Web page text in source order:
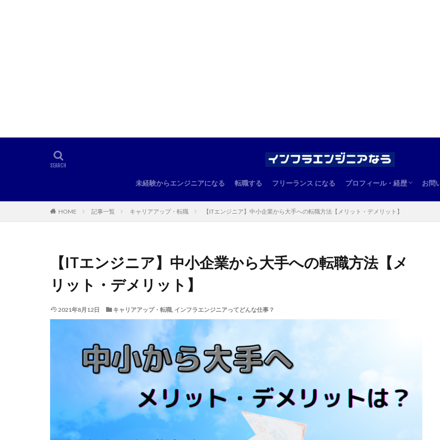
未経験からエンジニアになる 転職する フリーランス になる プロフィール・経歴
エンジニアとしての経歴
管理人のプロフィール
お問
HOME 記事一覧 キャリアアップ・転職 【ITエンジニア】中小企業から大手への転職方法【メリット・デメリット】
【ITエンジニア】中小企業から大手への転職方法【メ
リット・デメリット】
2021年8月12日 キャリアアップ・転職, インフラエンジニアってどんな仕事？